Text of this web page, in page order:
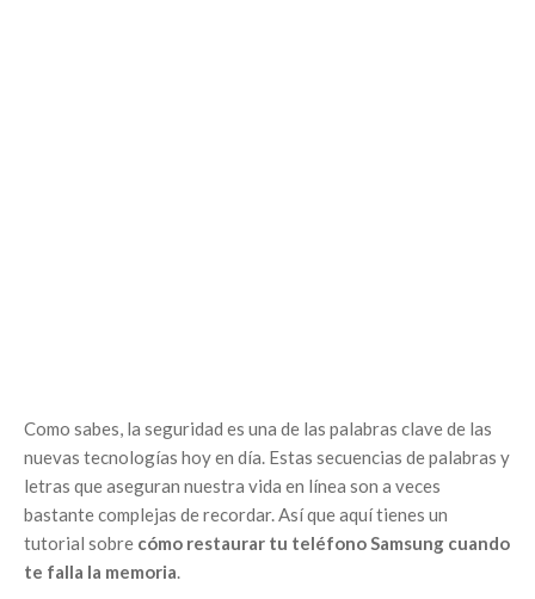
Como sabes, la seguridad es una de las palabras clave de las
nuevas tecnologías hoy en día. Estas secuencias de palabras y
letras que aseguran nuestra vida en línea son a veces
bastante complejas de recordar. Así que aquí tienes un
tutorial sobre cómo restaurar tu teléfono Samsung cuando
te falla la memoria.